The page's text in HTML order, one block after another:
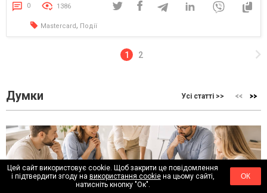
UKRSIBBANK BNP Paribas Group та Mastercard оголошують про старт
0 1386
Mastercard , Події
1 2
Думки Усі статті >>
Цей сайт використовує cookie. Щоб закрити це повідомлення
і підтвердити згоду на використання cookieна цьому сайті,
натисніть кнопку "Ок".
ОК